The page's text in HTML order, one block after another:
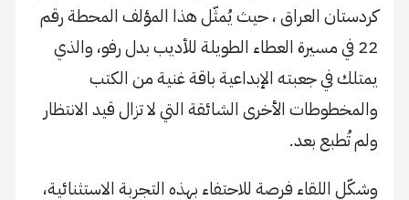
كردستان العراق ، حيث يُمثّل هذا المؤلف المحطة رقم
22 في مسيرة العطاء الطويلة للأديب بدل رفو، والذي
يمتلك في جعبته الإبداعية باقة غنية من الكتب
والمخطوطات الأخرى الشائقة التي لا تزال قيد الانتظار
ولم تُطبع بعد.
​وشكّل اللقاء فرصة للاحتفاء بهذه التجربة الاستثنائية،